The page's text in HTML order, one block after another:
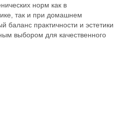
норм как в
так и при домашнем
баланс практичности и эстетики
выбором для качественного